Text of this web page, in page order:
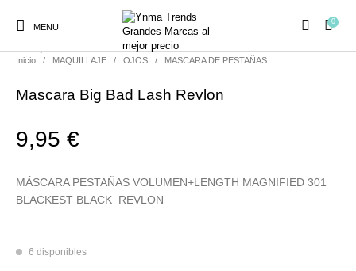
MENU
0
Inicio / MAQUILLAJE / OJOS / MASCARA DE PESTAÑAS
Mascara Big Bad Lash Revlon
9,95€
MÁSCARA PESTAÑAS VOLUMEN+LENGTH MAGNIFIED 301
BLACKEST BLACK REVLON
6 disponibles